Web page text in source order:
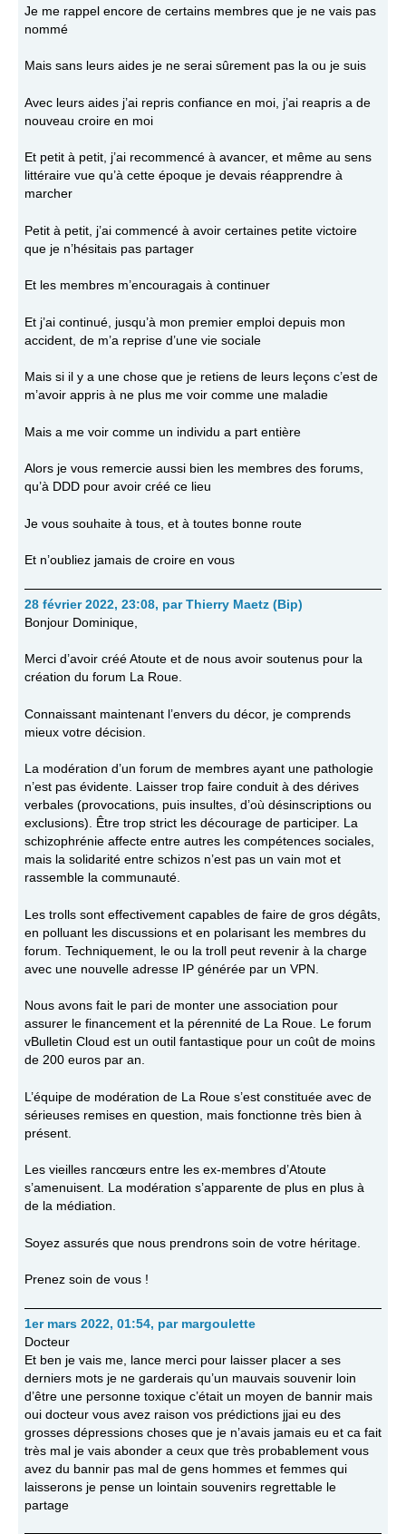
Je me rappel encore de certains membres que je ne vais pas
nommé
Mais sans leurs aides je ne serai sûrement pas la ou je suis
Avec leurs aides j’ai repris confiance en moi, j’ai reapris a de
nouveau croire en moi
Et petit à petit, j’ai recommencé à avancer, et même au sens
littéraire vue qu’à cette époque je devais réapprendre à
marcher
Petit à petit, j’ai commencé à avoir certaines petite victoire
que je n’hésitais pas partager
Et les membres m’encouragais à continuer
Et j’ai continué, jusqu’à mon premier emploi depuis mon
accident, de m’a reprise d’une vie sociale
Mais si il y a une chose que je retiens de leurs leçons c’est de
m’avoir appris à ne plus me voir comme une maladie
Mais a me voir comme un individu a part entière
Alors je vous remercie aussi bien les membres des forums,
qu’à DDD pour avoir créé ce lieu
Je vous souhaite à tous, et à toutes bonne route
Et n’oubliez jamais de croire en vous
28 février 2022, 23:08, par Thierry Maetz (Bip)
Bonjour Dominique,
Merci d’avoir créé Atoute et de nous avoir soutenus pour la
création du forum La Roue.
Connaissant maintenant l’envers du décor, je comprends
mieux votre décision.
La modération d’un forum de membres ayant une pathologie
n’est pas évidente. Laisser trop faire conduit à des dérives
verbales (provocations, puis insultes, d’où désinscriptions ou
exclusions). Être trop strict les décourage de participer. La
schizophrénie affecte entre autres les compétences sociales,
mais la solidarité entre schizos n’est pas un vain mot et
rassemble la communauté.
Les trolls sont effectivement capables de faire de gros dégâts,
en polluant les discussions et en polarisant les membres du
forum. Techniquement, le ou la troll peut revenir à la charge
avec une nouvelle adresse IP générée par un VPN.
Nous avons fait le pari de monter une association pour
assurer le financement et la pérennité de La Roue. Le forum
vBulletin Cloud est un outil fantastique pour un coût de moins
de 200 euros par an.
L’équipe de modération de La Roue s’est constituée avec de
sérieuses remises en question, mais fonctionne très bien à
présent.
Les vieilles rancœurs entre les ex-membres d’Atoute
s’amenuisent. La modération s’apparente de plus en plus à
de la médiation.
Soyez assurés que nous prendrons soin de votre héritage.
Prenez soin de vous !
1er mars 2022, 01:54, par margoulette
Docteur
Et ben je vais me, lance merci pour laisser placer a ses
derniers mots je ne garderais qu’un mauvais souvenir loin
d’être une personne toxique c’était un moyen de bannir mais
oui docteur vous avez raison vos prédictions jjai eu des
grosses dépressions choses que je n’avais jamais eu et ca fait
très mal je vais abonder a ceux que très probablement vous
avez du bannir pas mal de gens hommes et femmes qui
laisserons je pense un lointain souvenirs regrettable le
partage